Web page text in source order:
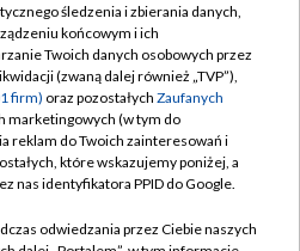
TVP
TVP
Sklep TVP
Reklamy
Handlowa
TVP
prywatności
zgody
reklamy
śledzenia i zbierania danych,
końcowym i ich
Twoich danych osobowych przez
(zwaną dalej również „TVP”),
firm) oraz pozostałych Zaufanych
marketingowych (w tym do
reklam do Twoich zainteresowań i
które wskazujemy poniżej, a
nas identyfikatora PPID do Google.
odwiedzania przez Ciebie naszych